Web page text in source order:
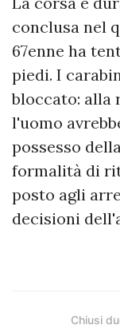
conclusa nel
67enne ha
piedi. I
bloccato: alla
l'uomo
possesso
formalità di
posto agli
decisioni
Chiusi